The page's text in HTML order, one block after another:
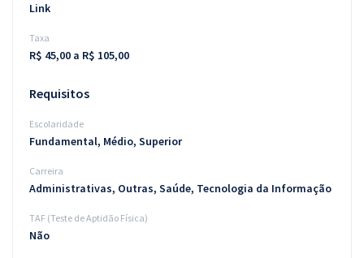
Link
Taxa
R$ 45,00 a R$ 105,00
Requisitos
Escolaridade
Fundamental, Médio, Superior
Carreira
Administrativas, Outras, Saúde, Tecnologia da Informação
TAF (Teste de Aptidão Física)
Não